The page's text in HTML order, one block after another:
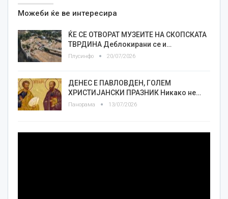
Можеби ќе ве интересира
ЌЕ СЕ ОТВОРАТ МУЗЕИТЕ НА СКОПСКАТА
ТВРДИНА Деблокирани се и…
Плусинфо 20/07/2026
ДЕНЕС Е ПАВЛОВДЕН, ГОЛЕМ
ХРИСТИЈАНСКИ ПРАЗНИК Никако не…
Панорама 13/07/2026